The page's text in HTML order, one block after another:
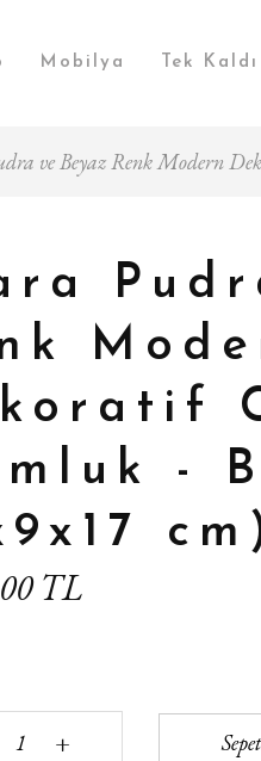
Mobilya Tek
ve Beyaz Renk Modern
-
TL
+